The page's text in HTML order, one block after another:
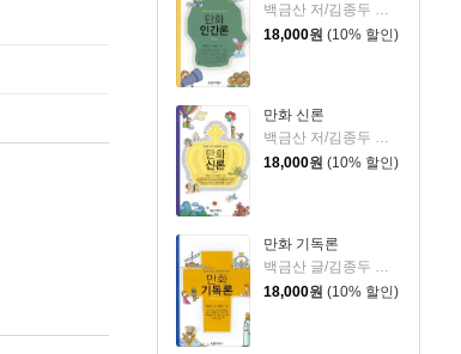
백금산 저/김종두 그림
18,000원 (10% 할인)
만화 신론
백금산 저/김종두 그림
18,000원 (10% 할인)
만화 기독론
백금산 글/김종두 그림
18,000원 (10% 할인)